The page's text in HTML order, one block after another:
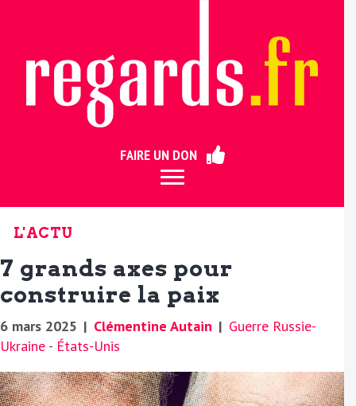
FAIRE UN DON
L'ACTU
7 grands axes pour
construire la paix
6 mars 2025 | Clémentine Autain | Guerre Russie-
Ukraine - États-Unis